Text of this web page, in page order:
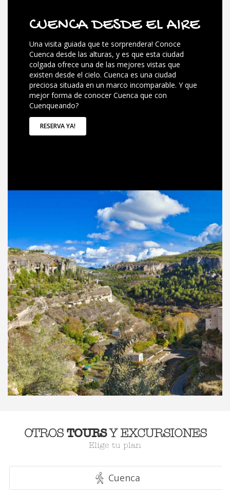
CUENCA DESDE EL AIRE
Una visita guiada que te sorprendera! Conoce
Cuenca desde las alturas, y es que esta ciudad
colgada ofrece una de las mejores vistas que
existen desde el cielo. Cuenca es una ciudad
preciosa situada en un marco incomparable. Y que
mejor forma de conocer Cuenca que con
Cuenqueando?
RESERVA YA!
OTROS TOURSY EXCURSIONES
Elige tu plan
Cuenca